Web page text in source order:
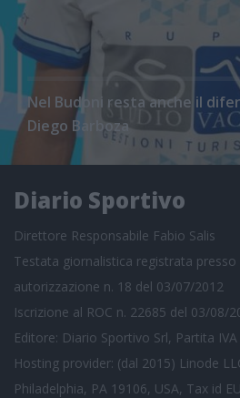
Nel Budoni resta anche il
Diego Barboza
Diario Sportivo
Direttore Responsabile Fabio Salis
Testata giornalistica registrata presso
autorizzazione n. 18 del 03/07/2012
Iscrizione al ROC n. 22685 del 03/08/
Editore: Diario Sportivo Srl, Partita
Hosting provider: (dal 2015) Linode
Philadelphia, PA 19106, USA, Tax id